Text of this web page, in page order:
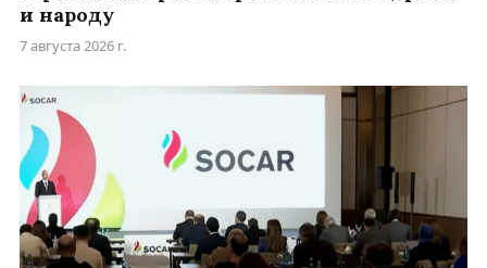
и народу
7 августа 2026 г.